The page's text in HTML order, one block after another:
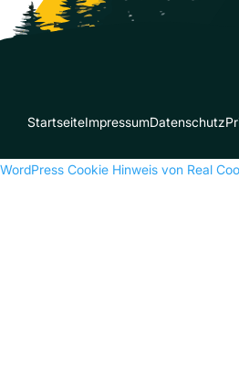
StartseiteImpressumDatenschutz
WordPress Cookie Hinweis von Real